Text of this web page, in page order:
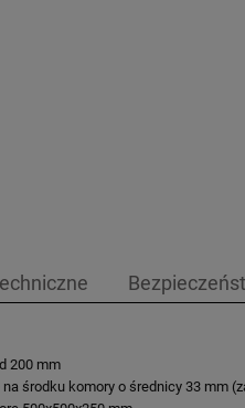
200 mm
środku komory o średnicy 33 mm